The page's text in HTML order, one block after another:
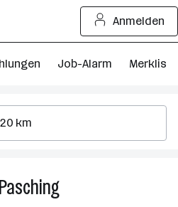
Anmelden
Job-Alarm Merkliste
Pasching38
LKW